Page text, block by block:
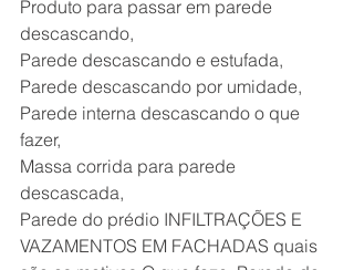
Produto para passar em parede
descascando,
Parede descascando e estufada,
Parede descascando por umidade,
Parede interna descascando o que
fazer,
Massa corrida para parede
descascada,
Parede do prédio INFILTRAÇÕES E
VAZAMENTOS EM FACHADAS quais